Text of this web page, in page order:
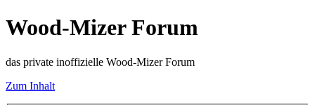
Wood-Mizer Forum
das private inoffizielle Wood-Mizer Forum
Zum Inhalt